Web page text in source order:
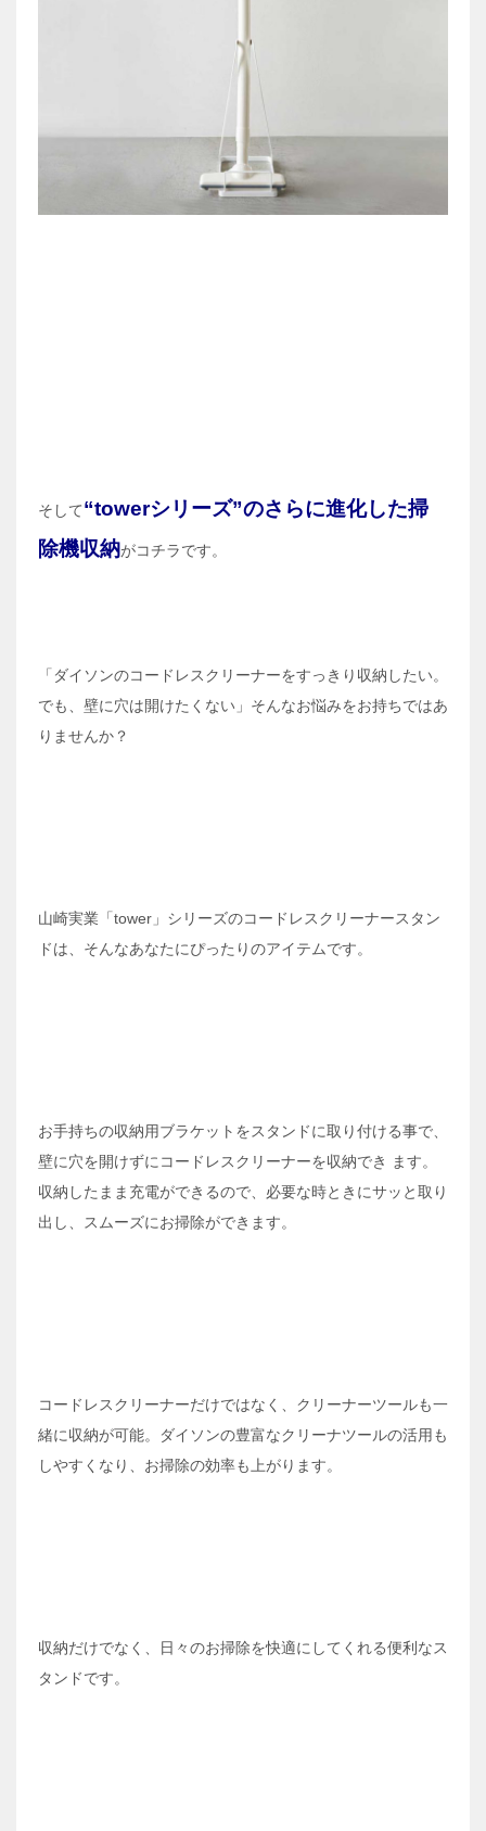
そして“towerシリーズ”のさらに進化した掃
除機収納がコチラです。
「ダイソンのコードレスクリーナーをすっきり収納したい。
でも、壁に穴は開けたくない」そんなお悩みをお持ちではあ
りませんか？
山崎実業「tower」シリーズのコードレスクリーナースタン
ドは、そんなあなたにぴったりのアイテムです。
お手持ちの収納用ブラケットをスタンドに取り付ける事で、
壁に穴を開けずにコードレスクリーナーを収納でき ます。
収納したまま充電ができるので、必要な時ときにサッと取り
出し、スムーズにお掃除ができます。
コードレスクリーナーだけではなく、クリーナーツールも一
緒に収納が可能。ダイソンの豊富なクリーナツールの活用も
しやすくなり、お掃除の効率も上がります。
収納だけでなく、日々のお掃除を快適にしてくれる便利なス
タンドです。